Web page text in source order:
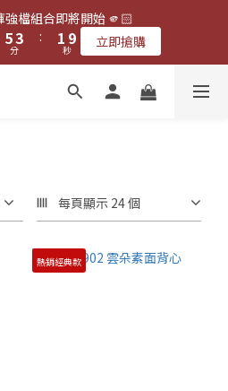
饋・全館多重組合優惠 ✨
強檔組合即將開始 🫵🏻
6
5
4
4
3
2
分
:
2
1
0
9
8
7
5
0
秒 立即搶購
饋・全館多重組合優惠 ✨
每頁顯示 24 個
熱銷經典款